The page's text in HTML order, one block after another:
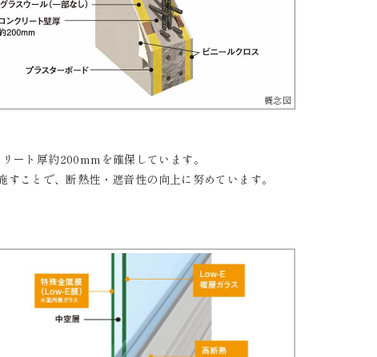
概念図
ート厚約200mmを確保しています。
ことで、断熱性・遮音性の向上に努めています。